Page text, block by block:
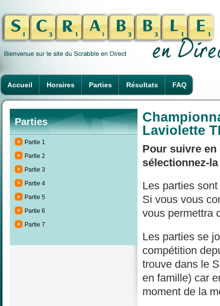
Accueil Horaires Parties Résultats FAQ
Parties
Partie 1
Partie 2
Partie 3
Partie 4
Partie 5
Partie 6
Partie 7
Laviolette
Pour suivre
sélectionnez-
Les parties
Si vous vous
vous permettra
Les parties se
compétition
trouve dans le
en famille) car
moment de la